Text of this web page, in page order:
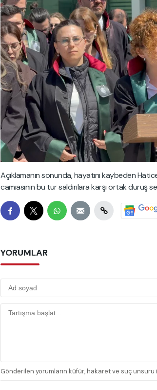
Açıklamanın sonunda, hayatını kaybeden
camiasının bu tür saldırılara karşı ortak duruş
YORUMLAR
Gönderilen yorumların küfür, hakaret ve suç unsuru